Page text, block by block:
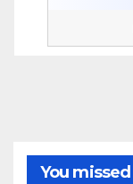
You missed